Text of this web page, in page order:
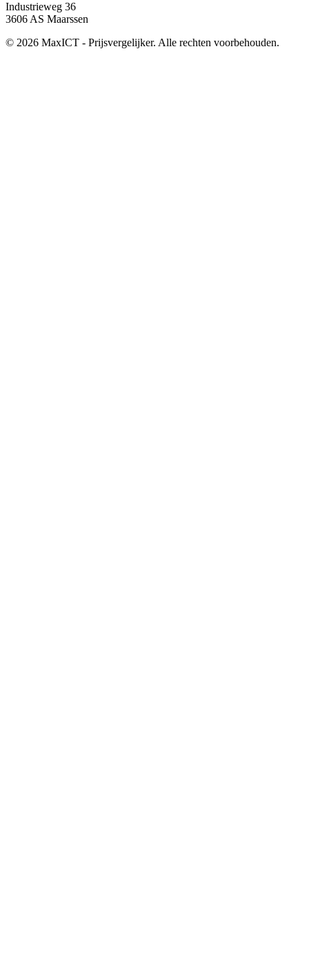
Industrieweg 36
3606 AS Maarssen
© 2026 MaxICT - Prijsvergelijker. Alle rechten voorbehouden.